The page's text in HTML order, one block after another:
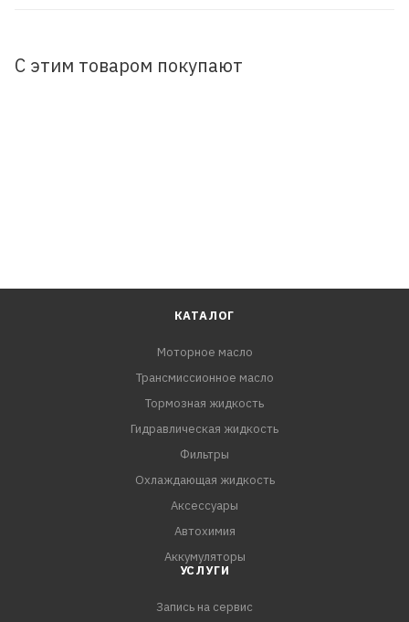
С этим товаром покупают
КАТАЛОГ
Моторное масло
Трансмиссионное масло
Тормозная жидкость
Гидравлическая жидкость
Фильтры
Охлаждающая жидкость
Аксессуары
Автохимия
Аккумуляторы
УСЛУГИ
Запись на сервис